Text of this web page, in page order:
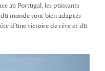
au Portugal, les puissants
monde sont bien adaptés
d’une victoire de rêve et du